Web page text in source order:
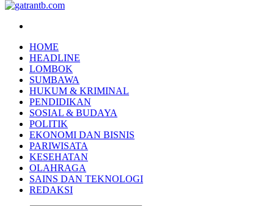
HOME
HEADLINE
LOMBOK
SUMBAWA
HUKUM & KRIMINAL
PENDIDIKAN
SOSIAL & BUDAYA
POLITIK
EKONOMI DAN BISNIS
PARIWISATA
KESEHATAN
OLAHRAGA
SAINS DAN TEKNOLOGI
REDAKSI